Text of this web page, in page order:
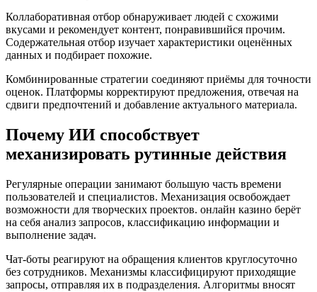
Коллаборативная отбор обнаруживает людей с схожими
вкусами и рекомендует контент, понравившийся прочим.
Содержательная отбор изучает характеристики оценённых
данных и подбирает похожие.
Комбинированные стратегии соединяют приёмы для точности
оценок. Платформы корректируют предложения, отвечая на
сдвиги предпочтений и добавление актуального материала.
Почему ИИ способствует
механизировать рутинные действия
Регулярные операции занимают большую часть времени
пользователей и специалистов. Механизация освобождает
возможности для творческих проектов. онлайн казино берёт
на себя анализ запросов, классификацию информации и
выполнение задач.
Чат-боты реагируют на обращения клиентов круглосуточно
без сотрудников. Механизмы классифицируют приходящие
запросы, отправляя их в подразделения. Алгоритмы вносят